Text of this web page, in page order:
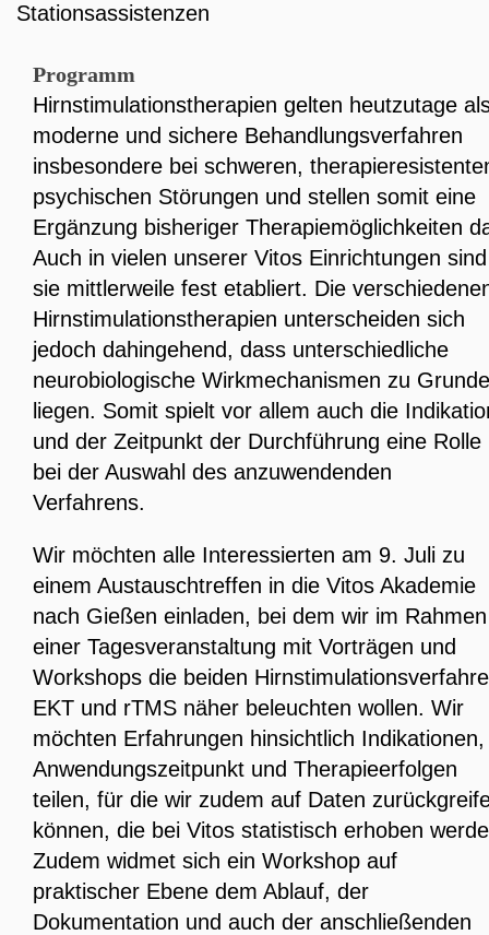
Stationsassistenzen
Programm
Hirnstimulationstherapien gelten heutzutage
moderne und sichere Behandlungsverfahren
insbesondere bei schweren,
psychischen Störungen und stellen somit eine
Ergänzung bisheriger Therapiemöglichkeiten
Auch in vielen unserer Vitos Einrichtungen sind
sie mittlerweile fest etabliert. Die
Hirnstimulationstherapien unterscheiden sich
jedoch dahingehend, dass unterschiedliche
neurobiologische Wirkmechanismen zu Grunde
liegen. Somit spielt vor allem auch die
und der Zeitpunkt der Durchführung eine Rolle
bei der Auswahl des anzuwendenden
Verfahrens.
Wir möchten alle Interessierten am 9. Juli zu
einem Austauschtreffen in die Vitos Akademie
nach Gießen einladen, bei dem wir im Rahmen
einer Tagesveranstaltung mit Vorträgen und
Workshops die beiden
EKT und rTMS näher beleuchten wollen. Wir
möchten Erfahrungen hinsichtlich Indikationen,
Anwendungszeitpunkt und Therapieerfolgen
teilen, für die wir zudem auf Daten
können, die bei Vitos statistisch erhoben
Zudem widmet sich ein Workshop auf
praktischer Ebene dem Ablauf, der
Dokumentation und auch der anschließenden